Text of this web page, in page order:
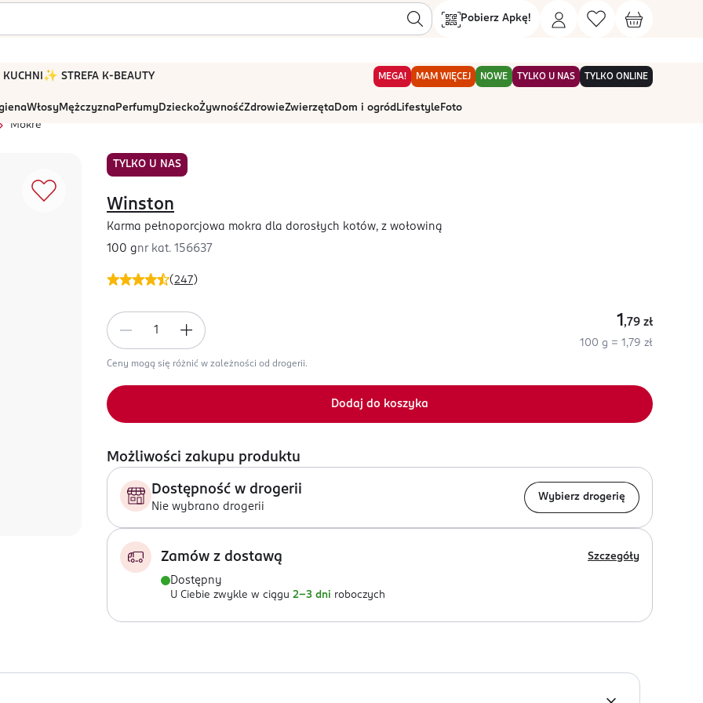
Pobierz Apkę!
KUCHNI ✨ STREFA K-BEAUTY MEGA! MAM WIĘCEJ NOWE TYLKO U NAS TYLKO ONLINE
WłosyMężczyznaPerfumyDzieckoŻywnośćZdrowieZwierzętaDom i ogród Lifestyle Foto
Mokre
TYLKO U NAS
(247)
Winston
Karma pełnoporcjowa mokra dla dorosłych kotów, z wołowiną
100 gnr kat. 156637
1 ,79 zł
100 g = 1,79 zł
Ceny mogą się różnić w zależności od drogerii.
Dodaj do koszyka
Możliwości zakupu produktu
Dostępność w drogerii
Nie wybrano drogerii
Wybierz drogerię
Zamów z dostawą Szczegóły
Dostępny
U Ciebie zwykle w ciągu 2-3 dni roboczych